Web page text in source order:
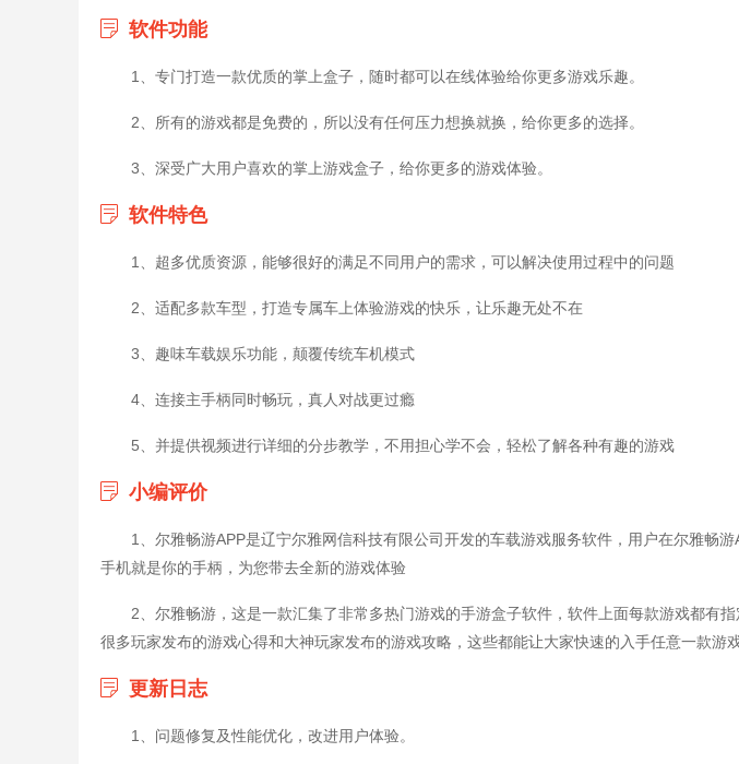
软件功能
1、专门打造一款优质的掌上盒子，随时都可以在线体验给你更多游戏乐趣。
2、所有的游戏都是免费的，所以没有任何压力想换就换，给你更多的选择。
3、深受广大用户喜欢的掌上游戏盒子，给你更多的游戏体验。
软件特色
1、超多优质资源，能够很好的满足不同用户的需求，可以解决使用过程中的问题
2、适配多款车型，打造专属车上体验游戏的快乐，让乐趣无处不在
3、趣味车载娱乐功能，颠覆传统车机模式
4、连接主手柄同时畅玩，真人对战更过瘾
5、并提供视频进行详细的分步教学，不用担心学不会，轻松了解各种有趣的游戏
小编评价
1、尔雅畅游APP是辽宁尔雅网信科技有限公司开发的车载游戏服务软件，用户在尔雅畅游
手机就是你的手柄，为您带去全新的游戏体验
2、尔雅畅游，这是一款汇集了非常多热门游戏的手游盒子软件，软件上面每款游戏都有
很多玩家发布的游戏心得和大神玩家发布的游戏攻略，这些都能让大家快速的入手任意一款游
更新日志
1、问题修复及性能优化，改进用户体验。